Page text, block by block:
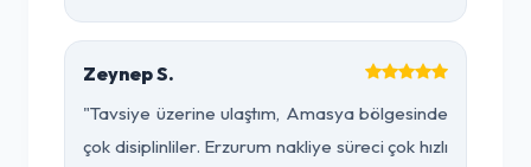
Zeynep S.
"Tavsiye üzerine ulaştım, Amasya bölgesinde
çok disiplinliler. Erzurum nakliye süreci çok hızlı